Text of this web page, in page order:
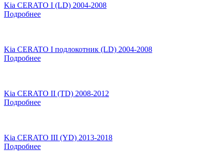
Kia CERATO I (LD) 2004-2008
Подробнее
Kia CERATO I подлокотник (LD) 2004-2008
Подробнее
Kia CERATO II (TD) 2008-2012
Подробнее
Kia CERATO III (YD) 2013-2018
Подробнее